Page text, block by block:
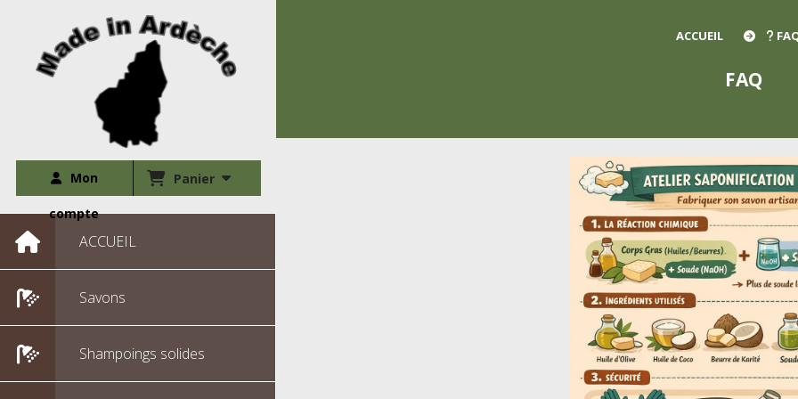
Mon
compte
Panier
ACCUEIL
Savons
Shampoings solides
ACCUEIL
FAQ